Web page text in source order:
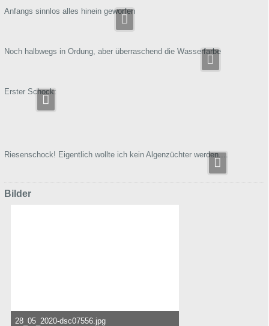
Anfangs sinnlos alles hinein geworfen
Noch halbwegs in Ordung, aber überraschend die Wasserfarbe
Erster Schock:
Riesenschock! Eigentlich wollte ich kein Algenzüchter werden....
Bilder
28_05_2020-dsc07556.jpg